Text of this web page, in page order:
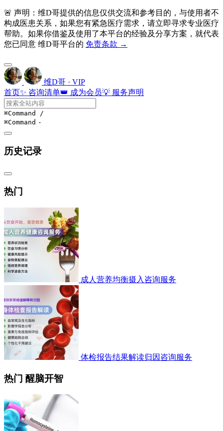
🚨 声明：维D哥提供的信息仅供交流和参考目的，与使用者不
构成医患关系，如果您有紧急医疗需求，请立即寻求专业医疗
帮助。如果你借鉴及使用了本平台的经验及分享方案，就代表
您已同意 维D哥平台的 免责条款 →
维D哥 · VIP
首页✨ 咨询清单👑 成为会员💡 服务声明
⌘Command /
⌘Command -
历史记录
热门
成人营养均衡摄入咨询服务
体检报告结果解读归因咨询服务
热门 醒脑开智